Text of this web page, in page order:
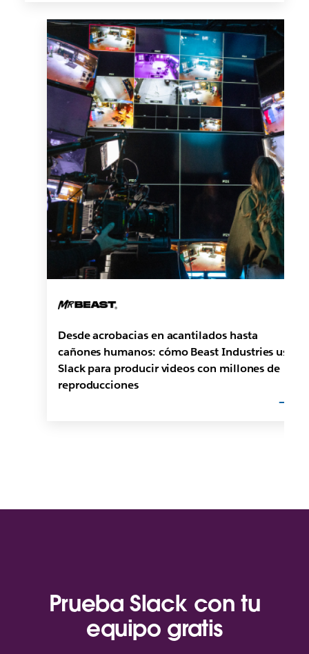
Desde acrobacias en acantilados hasta
cañones humanos: cómo Beast Industries usa
Slack para producir videos con millones de
reproducciones
Prueba Slack con tu
equipo gratis